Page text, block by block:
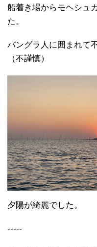
船着き場からモヘシュ
た。
バングラ人に囲まれて
（不謹慎）
夕陽が綺麗でした。
-----